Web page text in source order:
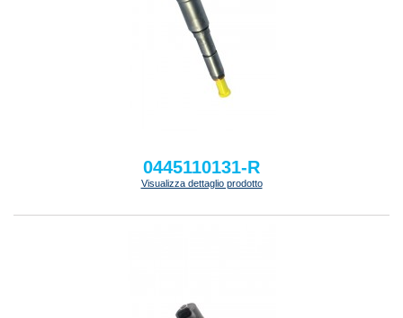
0445110131-R
Visualizza dettaglio prodotto